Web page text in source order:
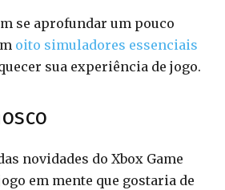
se aprofundar um pouco
oito simuladores essenciais
sua experiência de jogo.
novidades do Xbox Game
em mente que gostaria de